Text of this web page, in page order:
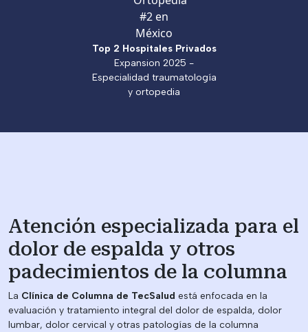
Top 2 Hospitales Privados
Expansion 2025 -
Especialidad traumatología
y ortopedia
Atención especializada para el
dolor de espalda y otros
padecimientos de la columna
La Clínica de Columna de TecSalud está enfocada en la
evaluación y tratamiento integral del dolor de espalda, dolor
lumbar, dolor cervical y otras patologías de la columna